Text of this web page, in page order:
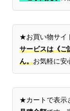
★お買い物サイ
サービスは《ご
ん。お気軽に安
★カートで表示